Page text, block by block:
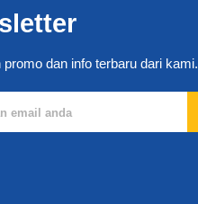
promo dan info terbaru dari kami.